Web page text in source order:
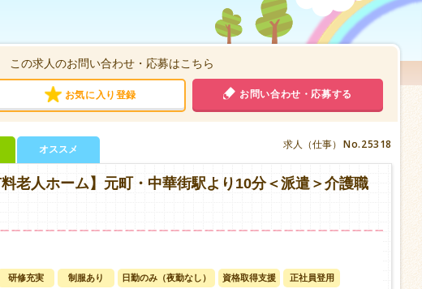
この求人のお問い合わせ・応募はこちら
お気に入り登録 お問い合わせ・応募する
求人（仕事） No.25318
オススメ
料老人ホーム】元町・中華街駅より10分＜派遣＞介護職
研修充実 制服あり 日勤のみ（夜勤なし） 資格取得支援 正社員登用